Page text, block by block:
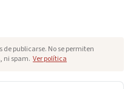
publicarse. No se permiten
ni spam. Ver política